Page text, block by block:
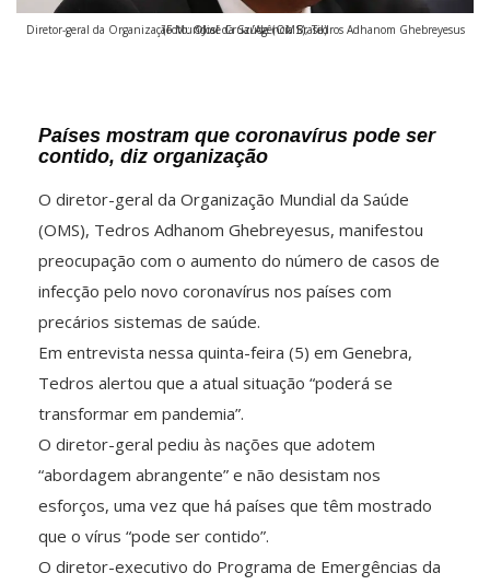
Diretor-geral da Organização Mundial da Saúde (OMS), Tedros Adhanom Ghebreyesus (Foto: ©José Cruz/Agência Brasil)
Países mostram que coronavírus pode ser
contido, diz organização
O diretor-geral da Organização Mundial da Saúde
(OMS), Tedros Adhanom Ghebreyesus, manifestou
preocupação com o aumento do número de casos de
infecção pelo novo coronavírus nos países com
precários sistemas de saúde.
Em entrevista nessa quinta-feira (5) em Genebra,
Tedros alertou que a atual situação “poderá se
transformar em pandemia”.
O diretor-geral pediu às nações que adotem
“abordagem abrangente” e não desistam nos
esforços, uma vez que há países que têm mostrado
que o vírus “pode ser contido”.
O diretor-executivo do Programa de Emergências da